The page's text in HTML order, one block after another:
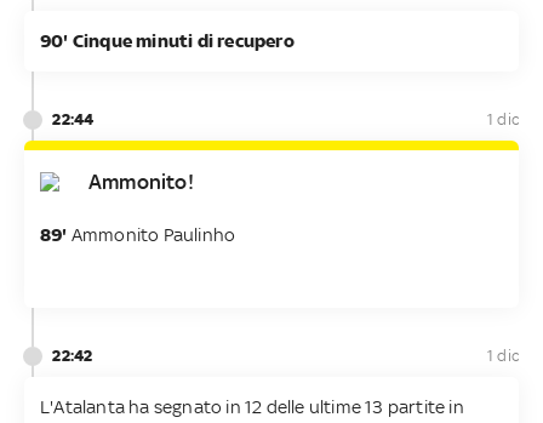
90' Cinque minuti di recupero
22:44 1 dic
Ammonito!
89' Ammonito Paulinho
22:42 1 dic
L'Atalanta ha segnato in 12 delle ultime 13 partite in